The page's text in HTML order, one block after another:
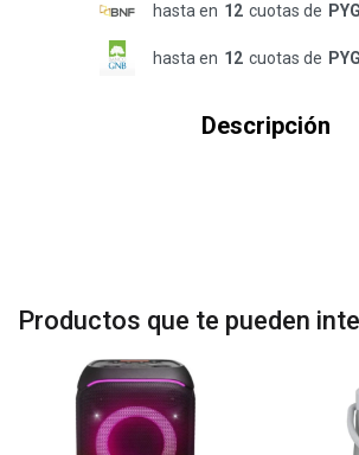
hasta en 12 cuotas de
hasta en 12 cuotas de
Descripción
Productos que te pueden